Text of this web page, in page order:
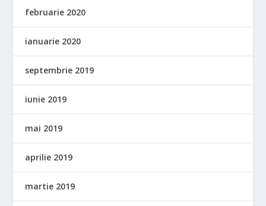
februarie 2020
ianuarie 2020
septembrie 2019
iunie 2019
mai 2019
aprilie 2019
martie 2019